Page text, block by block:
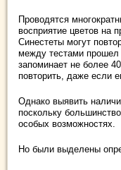
Проводятся
восприятие цветов на
Синестеты могут
между тестами
запоминает не более
повторить, даже если
Однако выявить
поскольку
особых возможностях.
Но были выделены